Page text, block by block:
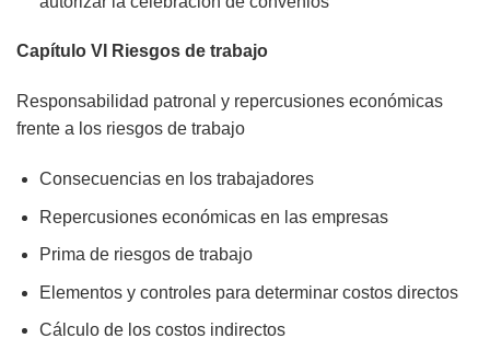
Capítulo VI Riesgos de trabajo
Responsabilidad patronal y repercusiones económicas
frente a los riesgos de trabajo
Consecuencias en los trabajadores
Repercusiones económicas en las empresas
Prima de riesgos de trabajo
Elementos y controles para determinar costos directos
Cálculo de los costos indirectos